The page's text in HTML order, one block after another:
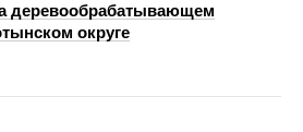
деревообрабатывающем
округе